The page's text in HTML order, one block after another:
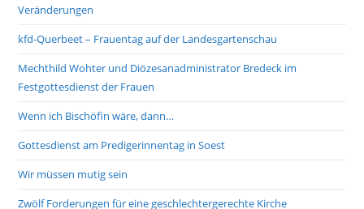
Veränderungen
kfd-Querbeet – Frauentag auf der Landesgartenschau
Mechthild Wohter und Diözesanadministrator Bredeck im
Festgottesdienst der Frauen
Wenn ich Bischöfin wäre, dann…
Gottesdienst am Predigerinnentag in Soest
Wir müssen mutig sein
Zwölf Forderungen für eine geschlechtergerechte Kirche